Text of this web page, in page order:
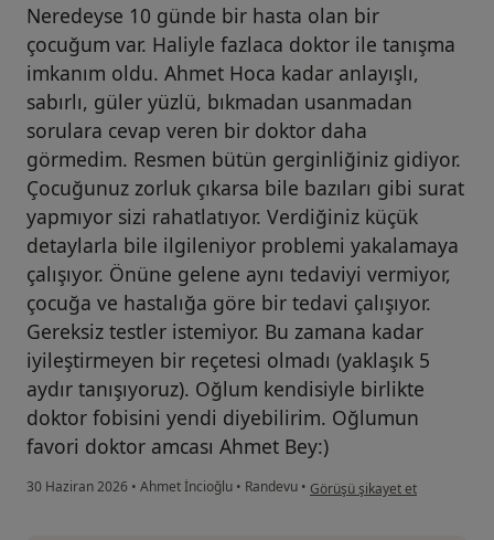
Neredeyse 10 günde bir hasta olan bir
çocuğum var. Haliyle fazlaca doktor ile tanışma
imkanım oldu. Ahmet Hoca kadar anlayışlı,
sabırlı, güler yüzlü, bıkmadan usanmadan
sorulara cevap veren bir doktor daha
görmedim. Resmen bütün gerginliğiniz gidiyor.
Çocuğunuz zorluk çıkarsa bile bazıları gibi surat
yapmıyor sizi rahatlatıyor. Verdiğiniz küçük
detaylarla bile ilgileniyor problemi yakalamaya
çalışıyor. Önüne gelene aynı tedaviyi vermiyor,
çocuğa ve hastalığa göre bir tedavi çalışıyor.
Gereksiz testler istemiyor. Bu zamana kadar
iyileştirmeyen bir reçetesi olmadı (yaklaşık 5
aydır tanışıyoruz). Oğlum kendisiyle birlikte
doktor fobisini yendi diyebilirim. Oğlumun
favori doktor amcası Ahmet Bey:)
30 Haziran 2026 • Ahmet İncioğlu • Randevu • kullanıcının görüşüne göre
Görüşü şikayet et